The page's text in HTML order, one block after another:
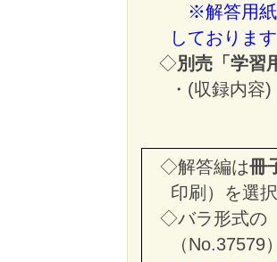
※解答用
しておりま
◇別売「学習
・(収録内容
◇解答編は冊
印刷）を選
◇バラ形式の
（No.37579